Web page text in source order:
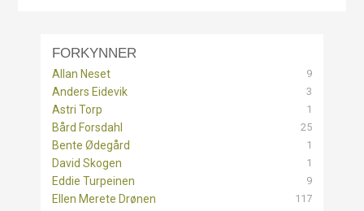
FORKYNNER
Allan Neset 9
Anders Eidevik 3
Astri Torp 1
Bård Forsdahl 25
Bente Ødegård 1
David Skogen 1
Eddie Turpeinen 9
Ellen Merete Drønen 117